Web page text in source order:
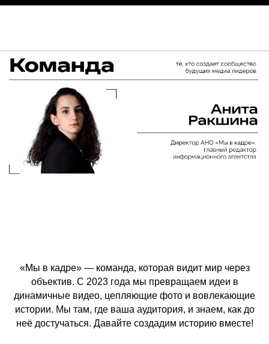
«Мы в кадре» — команда, которая видит мир через
объектив. С 2023 года мы превращаем идеи в
динамичные видео, цепляющие фото и вовлекающие
истории. Мы там, где ваша аудитория, и знаем, как до
неё достучаться. Давайте создадим историю вместе!